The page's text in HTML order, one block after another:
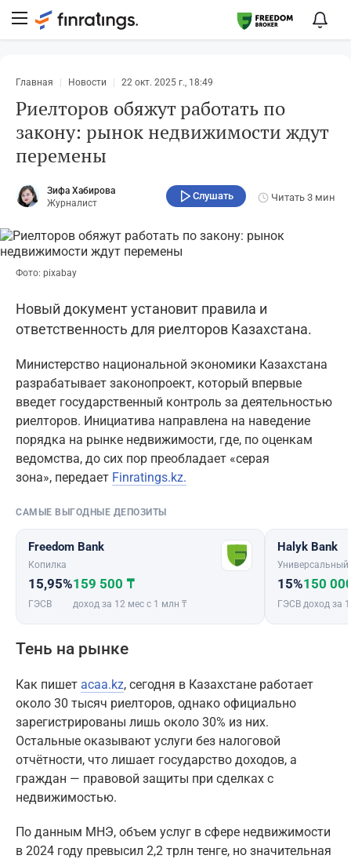
Главная Новости 22 окт. 2025 г., 18:49
Риелторов обяжут работать по
закону: рынок недвижимости ждут
перемены
Зифа Хабирова
Журналист
Слушать Читать 3 мин
Фото: pixabay
Новый документ установит правила и
ответственность для риелторов Казахстана.
Министерство национальной экономики Казахстана
разрабатывает законопроект, который впервые
введет государственный контроль за деятельностью
риелторов. Инициатива направлена на наведение
порядка на рынке недвижимости, где, по оценкам
ведомства, до сих пор преобладает «серая
зона», передает Finratings.kz.
САМЫЕ ВЫГОДНЫЕ ДЕПОЗИТЫ
Freedom Bank
Копилка
15,95%
ГЭСВ
159 500 ₸
доход за 12 мес с 1 млн ₸
Halyk Bank
Универсальный
15%
ГЭСВ
150
доход за
Тень на рынке
Как пишет acaa.kz, сегодня в Казахстане работает
около 30 тысяч риелторов, однако официально
зарегистрированы лишь около 30% из них.
Остальные оказывают услуги без налоговой
отчётности, что лишает государство доходов, а
граждан — правовой защиты при сделках с
недвижимостью.
По данным МНЭ, объем услуг в сфере недвижимости
в 2024 году превысил 2,2 трлн тенге, но значительная